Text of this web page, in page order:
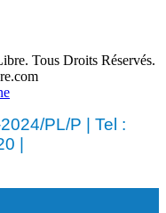
Tous Droits Réservés.
PL/P | Tel :
|